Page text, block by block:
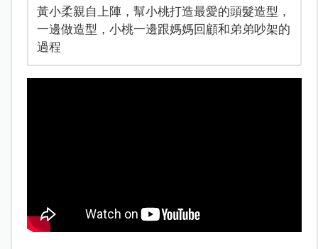
黃小柔親自上陣，幫小桃打造最愛的頭髮造型，
一邊做造型，小桃一邊跟媽媽回顧和弟弟吵架的
過程